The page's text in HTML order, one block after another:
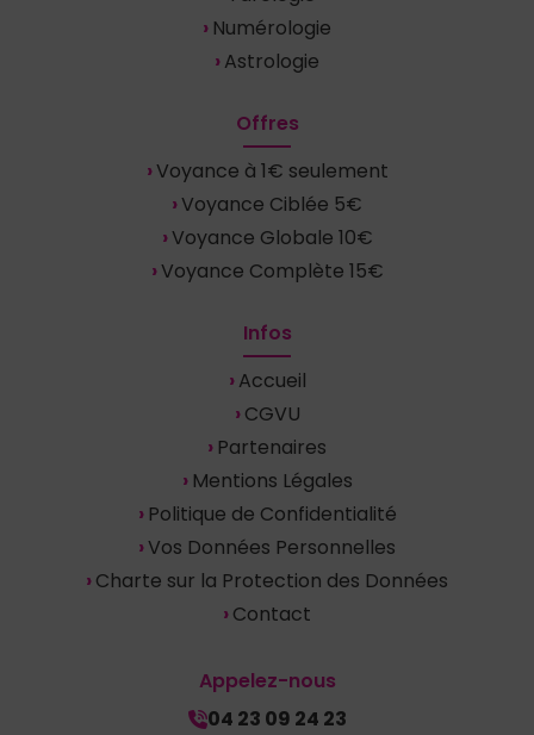
Numérologie
Astrologie
Offres
Voyance à 1€ seulement
Voyance Ciblée 5€
Voyance Globale 10€
Voyance Complète 15€
Infos
Accueil
CGVU
Partenaires
Mentions Légales
Politique de Confidentialité
Vos Données Personnelles
Charte sur la Protection des Données
Contact
Appelez-nous
04 23 09 24 23